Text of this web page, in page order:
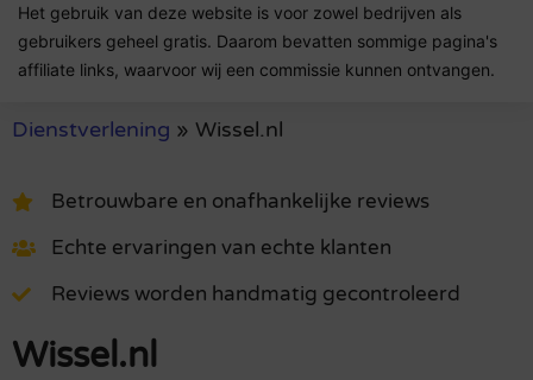
Het gebruik van deze website is voor zowel bedrijven als
gebruikers geheel gratis. Daarom bevatten sommige pagina's
affiliate links, waarvoor wij een commissie kunnen ontvangen.
Dienstverlening » Wissel.nl
Betrouwbare en onafhankelijke reviews
Echte ervaringen van echte klanten
Reviews worden handmatig gecontroleerd
Wissel.nl